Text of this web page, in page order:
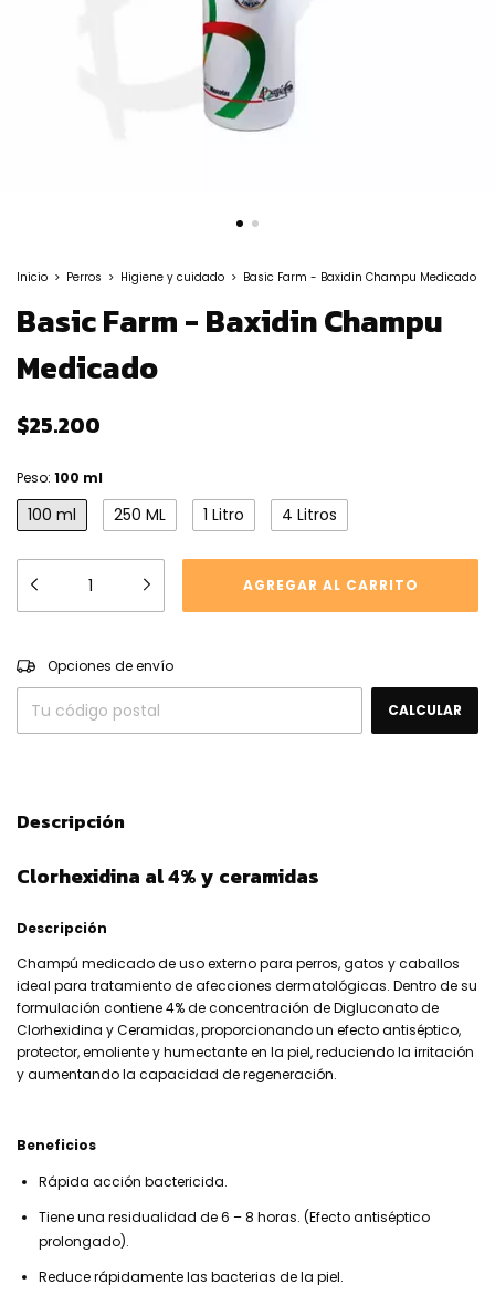
Inicio > Perros > Higiene y cuidado > Basic Farm - Baxidin Champu Medicado
Basic Farm - Baxidin Champu
Medicado
$25.200
Peso: 100 ml
100 ml 250 ML 1 Litro 4 Litros
Entregas para el CP:
Opciones de envío
CALCULAR
Descripción
Clorhexidina al 4% y ceramidas
Descripción
Champú medicado de uso externo para perros, gatos y caballos
ideal para tratamiento de afecciones dermatológicas. Dentro de su
formulación contiene 4% de concentración de Digluconato de
Clorhexidina y Ceramidas, proporcionando un efecto antiséptico,
protector, emoliente y humectante en la piel, reduciendo la irritación
y aumentando la capacidad de regeneración.
Beneficios
Rápida acción bactericida.
Tiene una residualidad de 6 – 8 horas. (Efecto antiséptico
prolongado).
Reduce rápidamente las bacterias de la piel.